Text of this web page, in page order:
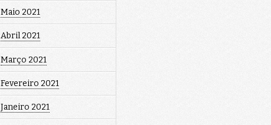
Maio 2021
Abril 2021
Março 2021
Fevereiro 2021
Janeiro 2021